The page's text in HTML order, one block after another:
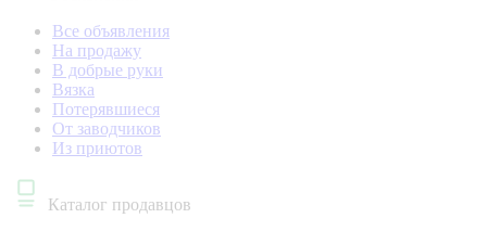
Все объявления
На продажу
В добрые руки
Вязка
Потерявшиеся
От заводчиков
Из приютов
Каталог продавцов